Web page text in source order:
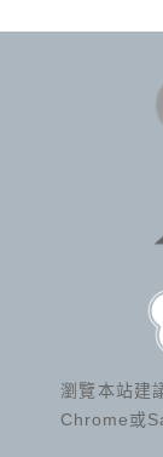
瀏覽本站建
Chrome或